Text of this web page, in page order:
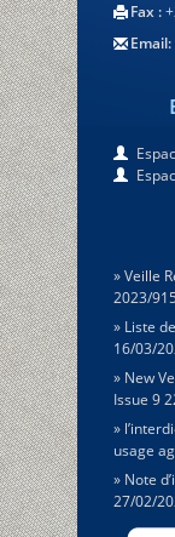
Fax :
Email:
Veille
2023/
Liste
16/03/
New
Issue 9
usage
Note
27/02/